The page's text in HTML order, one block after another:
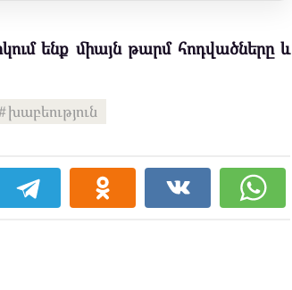
ենք միայն թարմ հոդվածները և
խաբեություն